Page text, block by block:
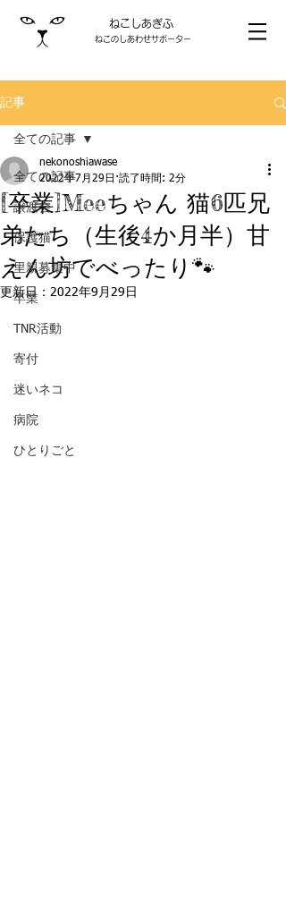
ねこしあぎふ
ねこのしあわせサポーター
記事
全ての記事
譲渡会
保護猫
里親募集中
卒業
TNR活動
寄付
迷いネコ
病院
ひとりごと
全ての記事
[卒業]Meeちゃん 猫6匹兄
弟たち（生後4か月半）甘
えん坊でべったり🐾
nekonoshiawase
2022年7月29日 読了時間: 2分
更新日： 2022年9月29日